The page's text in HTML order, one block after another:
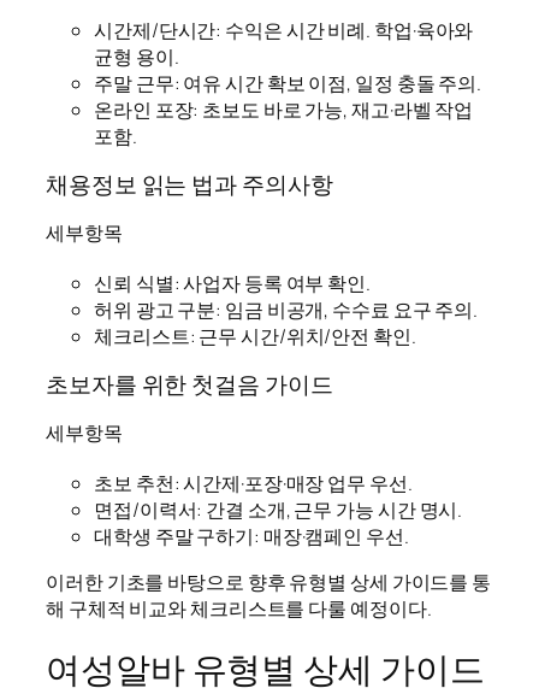
시간제/단시간: 수익은 시간 비례. 학업·육아와
균형 용이.
주말 근무: 여유 시간 확보 이점, 일정 충돌 주의.
온라인 포장: 초보도 바로 가능, 재고·라벨 작업
포함.
채용정보 읽는 법과 주의사항
세부항목
신뢰 식별: 사업자 등록 여부 확인.
허위 광고 구분: 임금 비공개, 수수료 요구 주의.
체크리스트: 근무 시간/위치/안전 확인.
초보자를 위한 첫걸음 가이드
세부항목
초보 추천: 시간제·포장·매장 업무 우선.
면접/이력서: 간결 소개, 근무 가능 시간 명시.
대학생 주말 구하기: 매장·캠페인 우선.
이러한 기초를 바탕으로 향후 유형별 상세 가이드를 통
해 구체적 비교와 체크리스트를 다룰 예정이다.
여성알바 유형별 상세 가이드